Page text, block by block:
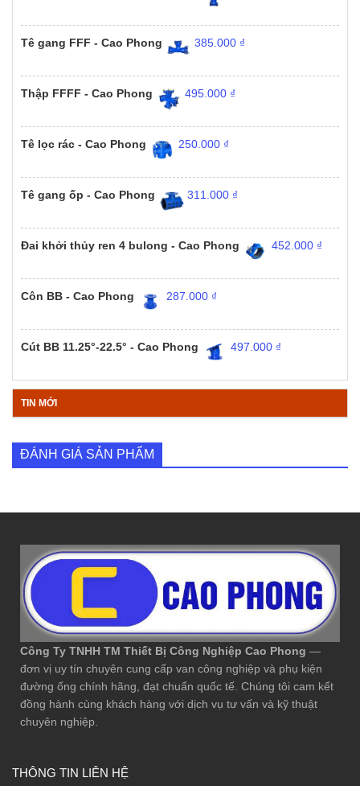
Tê gang FFF - Cao Phong 385.000 ₫
Thập FFFF - Cao Phong 495.000 ₫
Tê lọc rác - Cao Phong 250.000 ₫
Tê gang ốp - Cao Phong 311.000 ₫
Đai khởi thủy ren 4 bulong - Cao Phong 452.000 ₫
Côn BB - Cao Phong 287.000 ₫
Cút BB 11.25°-22.5° - Cao Phong 497.000 ₫
TIN MỚI
ĐÁNH GIÁ SẢN PHẨM
Công Ty TNHH TM Thiết Bị Công Nghiệp Cao Phong —
đơn vị uy tín chuyên cung cấp van công nghiệp và phụ kiện
đường ống chính hãng, đạt chuẩn quốc tế. Chúng tôi cam kết
đồng hành cùng khách hàng với dịch vụ tư vấn và kỹ thuật
chuyên nghiệp.
THÔNG TIN LIÊN HỆ